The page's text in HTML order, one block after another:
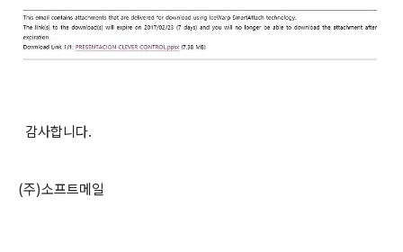
감사합니다.
(주)소프트메일